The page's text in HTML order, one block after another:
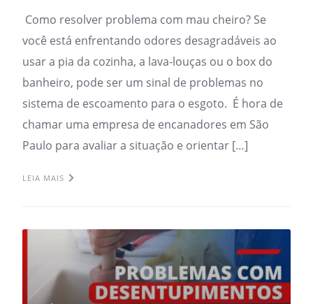
Como resolver problema com mau cheiro? Se
você está enfrentando odores desagradáveis ao
usar a pia da cozinha, a lava-louças ou o box do
banheiro, pode ser um sinal de problemas no
sistema de escoamento para o esgoto. É hora de
chamar uma empresa de encanadores em São
Paulo para avaliar a situação e orientar […]
LEIA MAIS